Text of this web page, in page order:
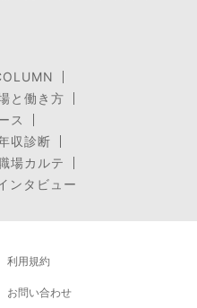
と働き方
ス
収診断
場カルテ
ンタビュー
利用規約
お問い合わせ